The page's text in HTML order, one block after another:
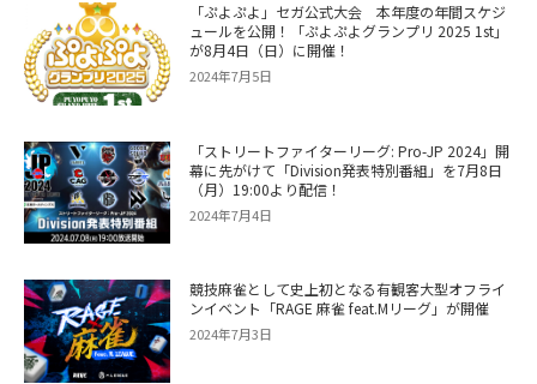
「ぷよぷよ」セガ公式大会 本年度の年間スケジ
ュールを公開！「ぷよぷよグランプリ 2025 1st」
が8月4日（日）に開催！
2024年7月5日
「ストリートファイターリーグ: Pro-JP 2024」開
幕に先がけて「Division発表特別番組」を7月8日
（月）19:00より配信！
2024年7月4日
競技麻雀として史上初となる有観客大型オフライ
ンイベント「RAGE 麻雀 feat.Mリーグ」が開催
2024年7月3日